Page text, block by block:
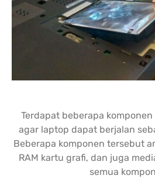
Terdapat beberapa
agar laptop dapat berjalan
Beberapa komponen tersebut
RAM kartu grafi, dan juga
semua